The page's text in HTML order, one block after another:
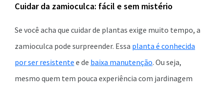
Cuidar da zamioculca: fácil e sem mistério
Se você acha que cuidar de plantas exige muito tempo, a
zamioculca pode surpreender. Essa planta é conhecida
por ser resistente e de baixa manutenção. Ou seja,
mesmo quem tem pouca experiência com jardinagem